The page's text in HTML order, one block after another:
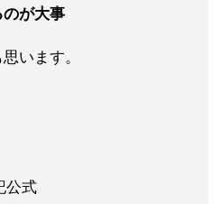
が大事
います。
公式